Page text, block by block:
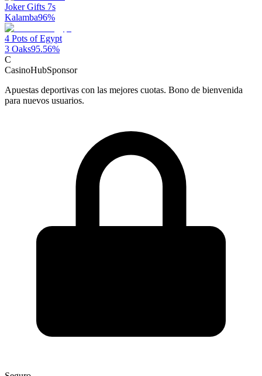
Joker Gifts 7s
Kalamba96%
4 Pots of Egypt
3 Oaks95.56%
C
CasinoHubSponsor
Apuestas deportivas con las mejores cuotas. Bono de bienvenida
para nuevos usuarios.